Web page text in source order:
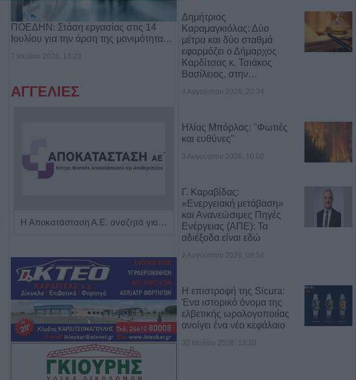
ΠΟΕΔΗΝ: Στάση εργασίας στις 14
Ιουλίου για την άρση της μονιμότητα…
7 Ιουλίου 2026, 13:23
ΑΓΓΕΛΙΕΣ
Η Αποκατάσταση Α.Ε. αναζητά για εργασία Νοσηλευτές και Βοηθούς Νοσηλευτές Η εταιρεία ΘΑΛΑΣΣΙΟΣ ΚΟΣΜΟΣ Α.Ε.Β.Ε. επιθυμεί να προσλάβει Αποθηκάριο
Δημήτριος
Καραμαγκιόλας: Δύο
μέτρα και δύο σταθμά
εφαρμόζει ο Δήμαρχος
Καρδίτσας κ. Τσιάκος
Βασίλειος, στην…
4 Αυγούστου 2026, 20:34
Ηλίας Μπόρλας: "Φωτιές
και ευθύνες"
3 Αυγούστου 2026, 10:02
Γ. Καραβίδας:
«Ενεργειακή μετάβαση»
και Ανανεώσιμες Πηγές
Ενέργειας (ΑΠΕ): Τα
αδιέξοδα είναι εδώ
2 Αυγούστου 2026, 08:54
Η επιστροφή της Sicura:
Ένα ιστορικό όνομα της
ελβετικής ωρολογοποιίας
ανοίγει ένα νέο κεφάλαιο
30 Ιουλίου 2026, 12:20